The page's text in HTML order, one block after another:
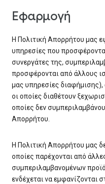
Εφαρμογή
Η Πολιτική Απορρήτου μας
υπηρεσίες που
συνεργάτες της,
προσφέρονται από άλλους
μας υπηρεσίες διαφήμισης),
οι οποίες διαθέτουν
οποίες δεν
Απορρήτου.
Η Πολιτική Απορρήτου μας
οποίες παρέχονται από
συμπεριλαμβανομένων
ενδέχεται να εμφανίζονται